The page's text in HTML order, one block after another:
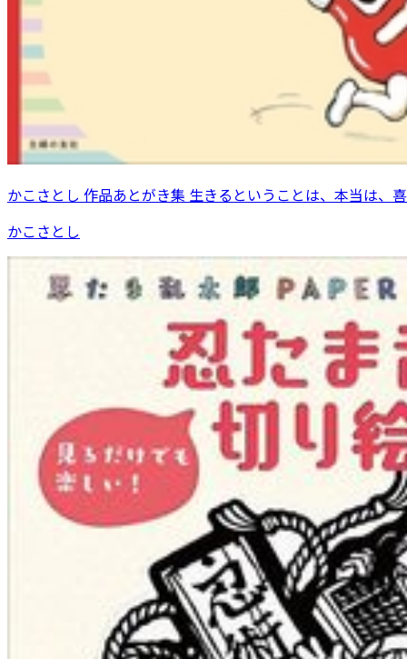
かこさとし 作品あとがき集 生きるということは、本当は、
かこさとし